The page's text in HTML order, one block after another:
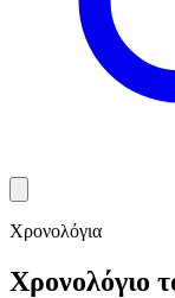
Χρονολόγια
Χρονολόγιο